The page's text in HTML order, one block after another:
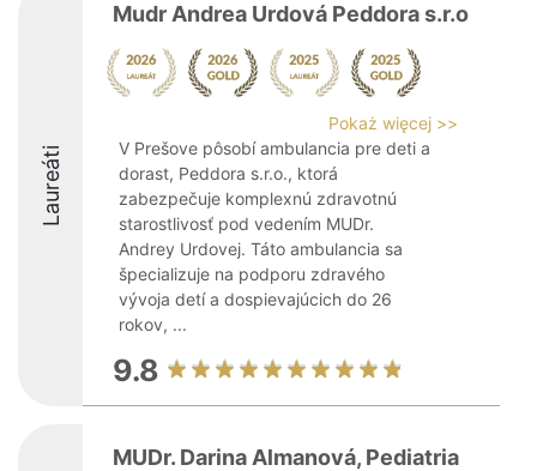
Laureáti
Mudr Andrea Urdová Peddora s.r.o
Pokaż więcej >>
V Prešove pôsobí ambulancia pre deti a
dorast, Peddora s.r.o., ktorá
zabezpečuje komplexnú zdravotnú
starostlivosť pod vedením MUDr.
Andrey Urdovej. Táto ambulancia sa
špecializuje na podporu zdravého
vývoja detí a dospievajúcich do 26
rokov, ...
9.8
MUDr. Darina Almanová, Pediatria